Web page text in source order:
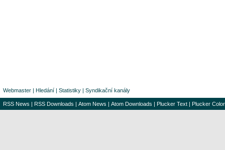
Webmaster | Hledání | Statistiky | Syndikační kanály
RSS News | RSS Downloads | Atom News | Atom Downloads | Plucker Text | Plucker Color